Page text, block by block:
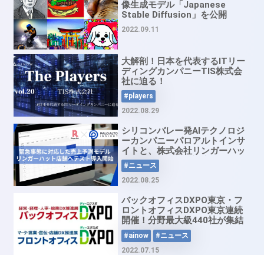
像生成モデル「Japanese
Stable Diffusion」を公開
2022.09.11
大解剖！日本を代表するITリー
ディングカンパニーTIS株式会
社に迫る！
#players
2022.08.29
シリコンバレー発AIテクノロジ
ーカンパニーパロアルトインサ
イトと、株式会社リンガーハッ
トが、緊急事態に対応する需要
予測システムを共同開発
#ニュース
2022.08.25
バックオフィスDXPO東京・フ
ロントオフィスDXPO東京連続
開催！分野最大級440社が集結
#ainow
#ニュース
2022.07.15